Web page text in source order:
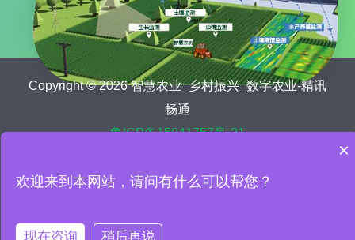
Copyright © 2026 智慧农业_乡村振兴_数字农业-精讯
畅通
鲁ICP备15041757号-21
数字乡村解决方案
智慧农业设备
×
欢迎来到本网站，请问有什么可以帮您？
现在咨询 稍后再说